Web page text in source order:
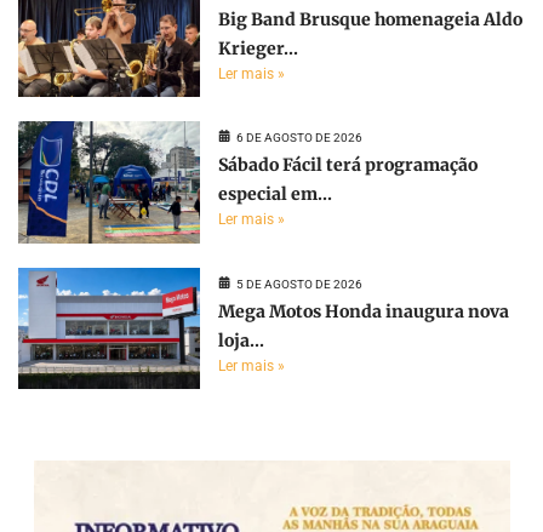
Big Band Brusque homenageia Aldo
Krieger...
Ler mais »
6 DE AGOSTO DE 2026
Sábado Fácil terá programação
especial em...
Ler mais »
5 DE AGOSTO DE 2026
Mega Motos Honda inaugura nova
loja...
Ler mais »